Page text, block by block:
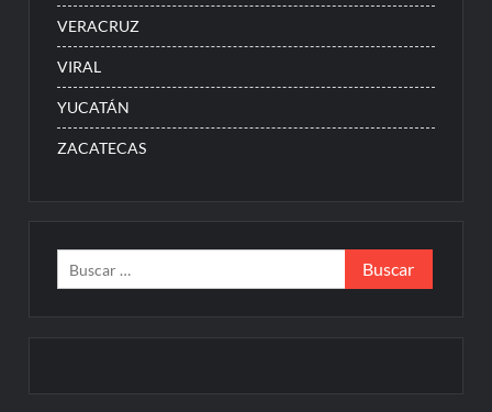
VERACRUZ
VIRAL
YUCATÁN
ZACATECAS
Buscar: